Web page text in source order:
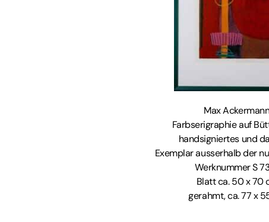
Max
Farbserigraphie auf
handsigniertes und
Exemplar ausserhalb der
Werknummer S
Blatt ca. 50 x 70
gerahmt, ca. 77 x